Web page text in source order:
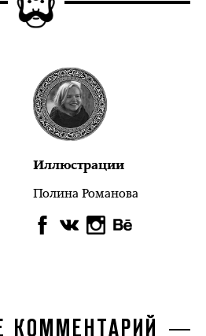
Иллюстрации
Полина Романова
КОММЕНТАРИЙ